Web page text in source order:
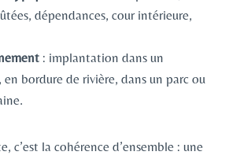
dépendances, cour intérieure,
: implantation dans un
en bordure de rivière, dans un parc ou
c’est la cohérence d’ensemble : une